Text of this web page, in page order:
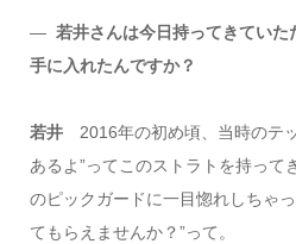
― 若井さんは今日持ってきていた
手に入れたんですか？
若井 2016年の初め頃、当時のテ
あるよ”ってこのストラトを持って
のピックガードに一目惚れしちゃ
てもらえませんか？”って。